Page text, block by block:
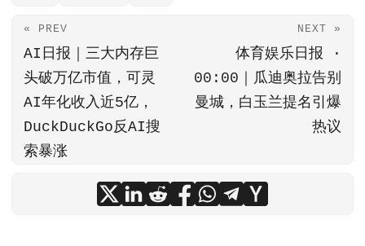
« PREV
AI日报｜三大内存巨
头破万亿市值，可灵
AI年化收入近5亿，
DuckDuckGo反AI搜
索暴涨
NEXT »
体育娱乐日报 ·
00:00｜瓜迪奥拉告别
曼城，白玉兰提名引爆
热议